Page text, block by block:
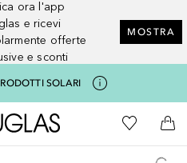
ora l'app
e ricevi
offerte
e sconti
MOSTRA
SOLARI
A Douglas HomeAlla Mia
Al